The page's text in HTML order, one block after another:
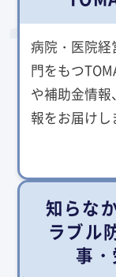
病院・医院
門をもつ
や補助金情
報をお届けし
知らな
ラブル
事